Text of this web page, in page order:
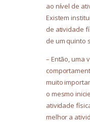
ao nível de
Existem
de atividade
de um quinto
– Então, uma
muito
o mesmo
atividade
melhor a